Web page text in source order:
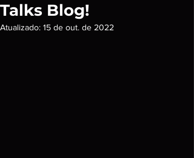
Talks Blog!
Atualizado: 15 de out. de 2022